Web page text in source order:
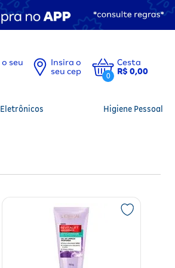
Insira o
seu cep
0
Cesta
R$ 0,00
Eletrônicos Higiene Pessoal